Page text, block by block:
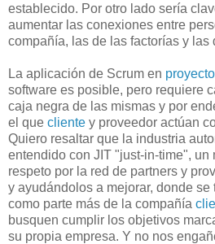
establecido. Por otro lado sería
aumentar las conexiones entre
compañía, las de las factorías y las
La aplicación de Scrum en
software es posible, pero requiere
caja negra de las mismas y por
el que cliente y proveedor actúan
Quiero resaltar que la industria
entendido con JIT "just-in-time", un
respeto por la red de partners y
y ayudándolos a mejorar, donde se
como parte más de la compañía
busquen cumplir los objetivos
su propia empresa. Y no nos